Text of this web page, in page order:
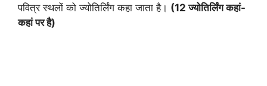
पवित्र स्थलों को ज्योतिर्लिंग कहा जाता है। (12 ज्योतिर्लिंग कहां-
कहां पर है)